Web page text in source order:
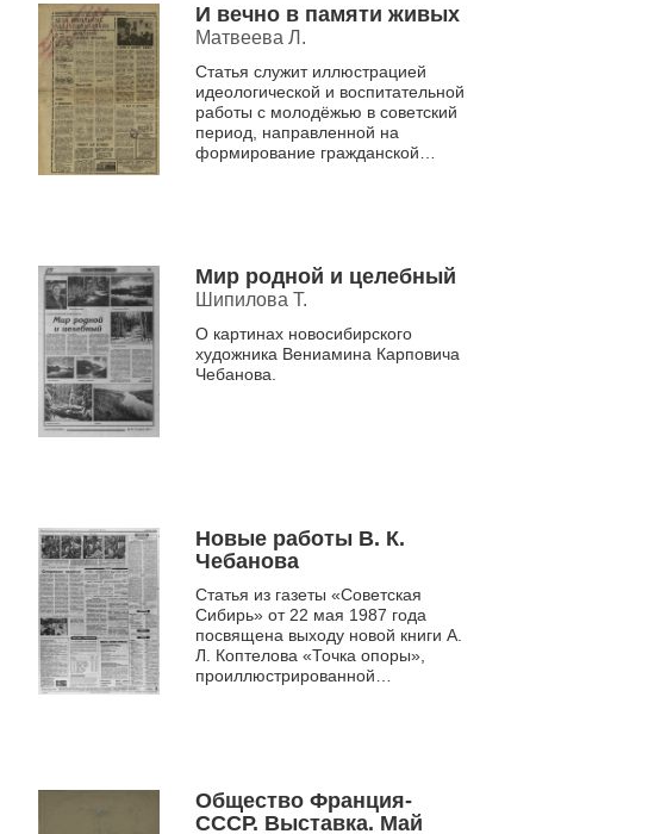
И вечно в памяти живых
Матвеева Л.
Статья служит иллюстрацией
идеологической и воспитательной
работы с молодёжью в советский
период, направленной на
формирование гражданской
Мир родной и целебный
Шипилова Т.
О картинах новосибирского
художника Вениамина Карповича
Чебанова.
Новые работы В. К.
Чебанова
Статья из газеты «Советская
Сибирь» от 22 мая 1987 года
посвящена выходу новой книги А.
Л. Коптелова «Точка опоры»,
проиллюстрированной
Общество Франция-
СССР. Выставка. Май